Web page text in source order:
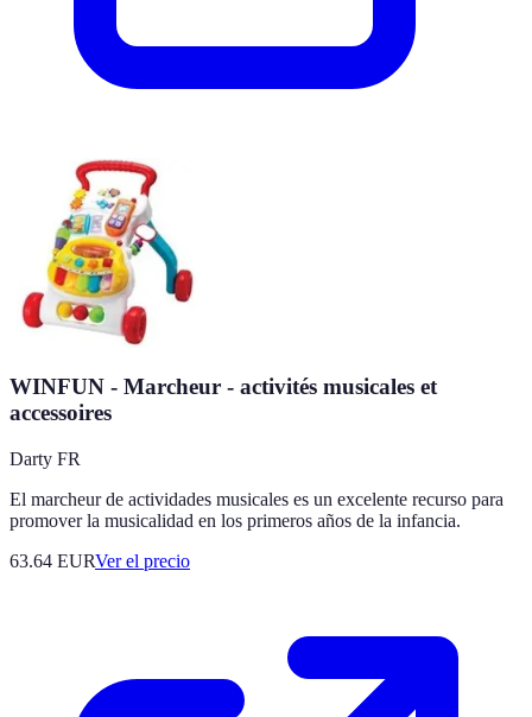
WINFUN - Marcheur - activités musicales et
accessoires
Darty FR
El marcheur de actividades musicales es un excelente recurso para
promover la musicalidad en los primeros años de la infancia.
63.64 EURVer el precio